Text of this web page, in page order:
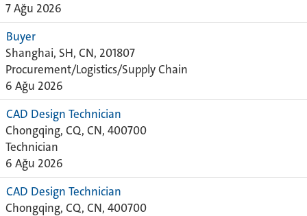
7 Ağu 2026
Buyer
Shanghai, SH, CN, 201807
Procurement/Logistics/Supply Chain
6 Ağu 2026
CAD Design Technician
Chongqing, CQ, CN, 400700
Technician
6 Ağu 2026
CAD Design Technician
Chongqing, CQ, CN, 400700